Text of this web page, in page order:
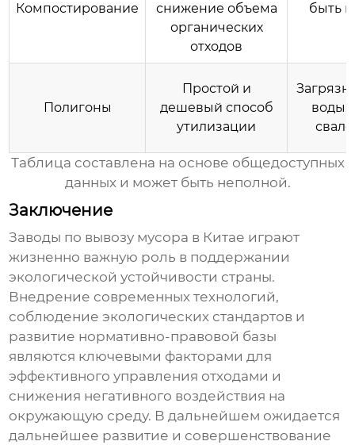
Компостирование
снижение объема
органических
отходов
быть
Полигоны
Простой и
дешевый способ
утилизации
воды,
Таблица составлена на основе общедоступных
данных и может быть неполной.
Заключение
Заводы по вывозу мусора в Китае играют
жизненно важную роль в поддержании
экологической устойчивости страны.
Внедрение современных технологий,
соблюдение экологических стандартов и
развитие нормативно-правовой базы
являются ключевыми факторами для
эффективного управления отходами и
снижения негативного воздействия на
окружающую среду. В дальнейшем ожидается
дальнейшее развитие и совершенствование